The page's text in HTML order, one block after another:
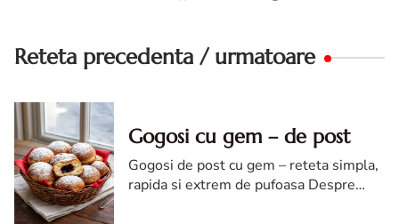
Reteta precedenta / urmatoare
Gogosi cu gem – de post
Gogosi de post cu gem – reteta simpla,
rapida si extrem de pufoasa Despre